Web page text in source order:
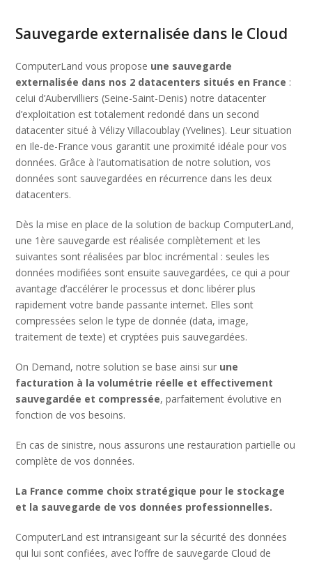
Sauvegarde externalisée dans le Cloud
ComputerLand vous propose une sauvegarde
externalisée dans nos 2 datacenters situés en France :
celui d’Aubervilliers (Seine-Saint-Denis) notre datacenter
d’exploitation est totalement redondé dans un second
datacenter situé à Vélizy Villacoublay (Yvelines). Leur situation
en Ile-de-France vous garantit une proximité idéale pour vos
données. Grâce à l’automatisation de notre solution, vos
données sont sauvegardées en récurrence dans les deux
datacenters.
Dès la mise en place de la solution de backup ComputerLand,
une 1ère sauvegarde est réalisée complètement et les
suivantes sont réalisées par bloc incrémental : seules les
données modifiées sont ensuite sauvegardées, ce qui a pour
avantage d’accélérer le processus et donc libérer plus
rapidement votre bande passante internet. Elles sont
compressées selon le type de donnée (data, image,
traitement de texte) et cryptées puis sauvegardées.
On Demand, notre solution se base ainsi sur une
facturation à la volumétrie réelle et effectivement
sauvegardée et compressée, parfaitement évolutive en
fonction de vos besoins.
En cas de sinistre, nous assurons une restauration partielle ou
complète de vos données.
La France comme choix stratégique pour le stockage
et la sauvegarde de vos données professionnelles.
ComputerLand est intransigeant sur la sécurité des données
qui lui sont confiées, avec l’offre de sauvegarde Cloud de